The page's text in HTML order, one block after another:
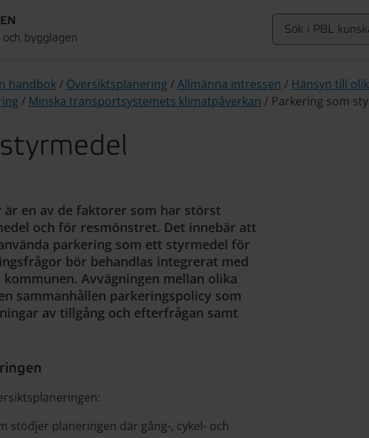
bygglagen
handbok/ Översiktsplanering /Allmänna intressen / Hänsyn till
/ Minska transportsystemets klimatpåverkan / Parkering som
en av de faktorer som har störst
och för resmönstret. Det innebär att
parkering som ett styrmedel för
bör behandlas integrerat med
Avvägningen mellan olika
sammanhållen parkeringspolicy som
av tillgång och efterfrågan samt
stödjer planeringen där gång-, cykel- och